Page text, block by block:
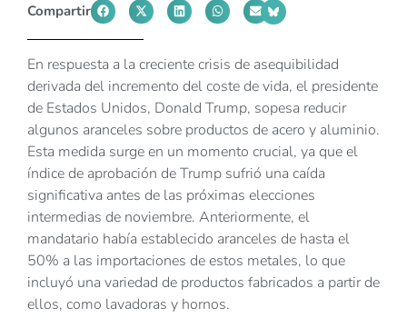
Compartir
En respuesta a la creciente crisis de asequibilidad
derivada del incremento del coste de vida, el presidente
de Estados Unidos, Donald Trump, sopesa reducir
algunos aranceles sobre productos de acero y aluminio.
Esta medida surge en un momento crucial, ya que el
índice de aprobación de Trump sufrió una caída
significativa antes de las próximas elecciones
intermedias de noviembre. Anteriormente, el
mandatario había establecido aranceles de hasta el
50% a las importaciones de estos metales, lo que
incluyó una variedad de productos fabricados a partir de
ellos, como lavadoras y hornos.